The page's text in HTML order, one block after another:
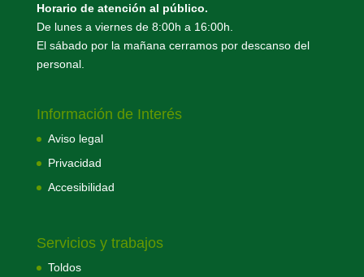
Horario de atención al público.
De lunes a viernes de 8:00h a 16:00h.
El sábado por la mañana cerramos por descanso del
personal.
Información de Interés
Aviso legal
Privacidad
Accesibilidad
Servicios y trabajos
Toldos